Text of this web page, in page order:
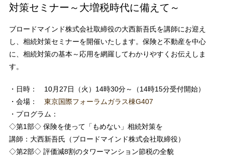
対策セミナー～大増税時代に備えて～
ブロードマインド株式会社取締役の大西新吾氏を講師にお迎え
し、相続対策セミナーを開催いたします。保険と不動産を中心
に、相続対策の基本～応用を網羅してわかりやすくお伝えしま
す。
・日時： 10月27日（火）14時30分～（14時15分受付開始）
・会場： 東京国際フォーラムガラス棟G407
・プログラム：
◇第1部◇ 保険を使って「もめない」相続対策を
講師：大西新吾氏（ブロードマインド株式会社取締役）
◇第2部◇ 評価減8割のタワーマンション節税の全貌